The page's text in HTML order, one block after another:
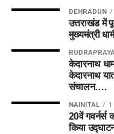
DEHRADUN
उत्तराखंड में
मुख्यमंत्री
केदारनाथ
केदारनाथ
संचालन….
NAINITAL 1
20वें गवर्नर्स
किया